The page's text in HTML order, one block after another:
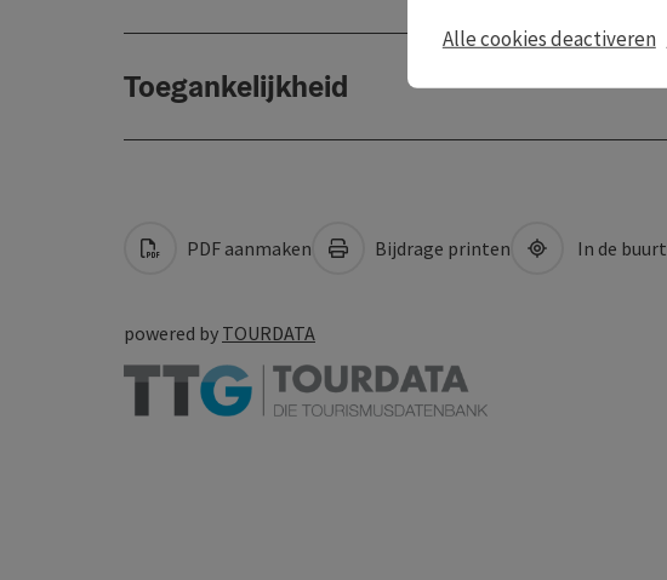
Toegankelijkheid
PDF aanmaken Bijdrage printen In de buurt
powered by TOURDATA
Alle cookies deactiveren